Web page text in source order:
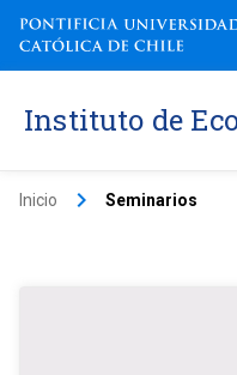
Instituto de
Inicio keyboard_arrow_right Seminarios